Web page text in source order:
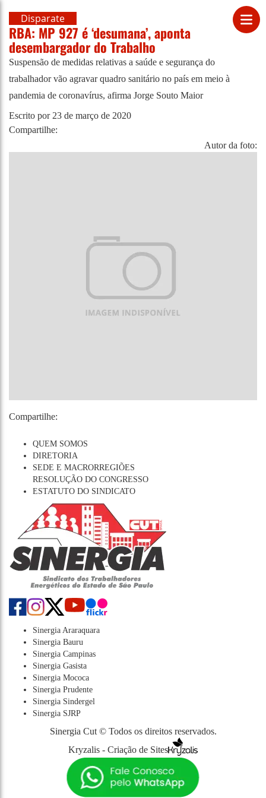
Disparate
RBA: MP 927 é ‘desumana’, aponta
desembargador do Trabalho
Suspensão de medidas relativas a saúde e segurança do
trabalhador vão agravar quadro sanitário no país em meio à
pandemia de coronavírus, afirma Jorge Souto Maior
Escrito por 23 de março de 2020
Compartilhe:
Autor da foto:
Compartilhe:
QUEM SOMOS
DIRETORIA
SEDE E MACRORREGIÕES
RESOLUÇÃO DO CONGRESSO
ESTATUTO DO SINDICATO
Sinergia Araraquara
Sinergia Bauru
Sinergia Campinas
Sinergia Gasista
Sinergia Mococa
Sinergia Prudente
Sinergia Sindergel
Sinergia SJRP
Sinergia Cut © Todos os direitos reservados.
Kryzalis - Criação de Sites